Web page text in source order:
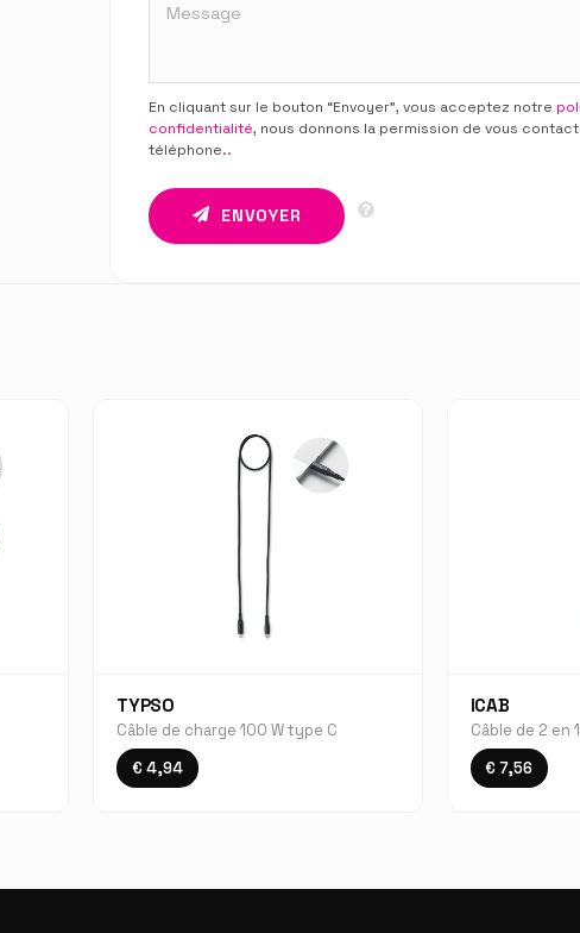
En cliquant sur le bouton “Envoyer”, vous acceptez notre
confidentialité, nous donnons la permission de vous
téléphone..
ENVOYER
TYPSO
Câble de charge 100 W type C
€ 4,94
ICAB
Câble de 2 en
€ 7,56